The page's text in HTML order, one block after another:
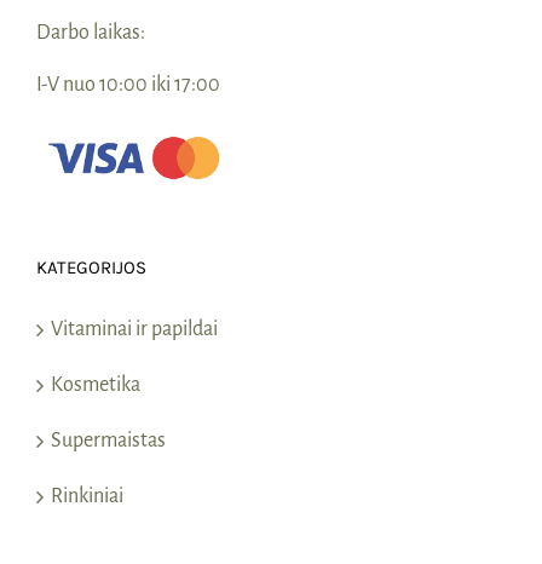
Darbo laikas:
I-V nuo 10:00 iki 17:00
KATEGORIJOS
Vitaminai ir papildai
Kosmetika
Supermaistas
Rinkiniai